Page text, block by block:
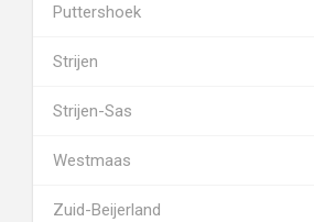
Puttershoek
Strijen
Strijen-Sas
Westmaas
Zuid-Beijerland